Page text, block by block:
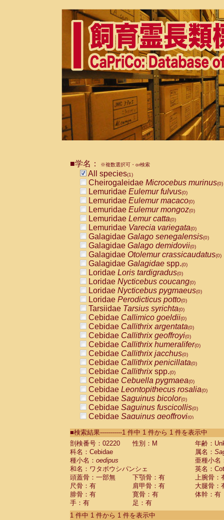
■学名： ※複数選択可・or検索
All species(1)
Cheirogaleidae Microcebus murinus(0)
Lemuridae Eulemur fulvus(0)
Lemuridae Eulemur macaco(0)
Lemuridae Eulemur mongoz(0)
Lemuridae Lemur catta(0)
Lemuridae Varecia variegata(0)
Galagidae Galago senegalensis(0)
Galagidae Galago demidovii(0)
Galagidae Otolemur crassicaudatus(0)
Galagidae Galagidae spp.(0)
Loridae Loris tardigradus(0)
Loridae Nycticebus coucang(0)
Loridae Nycticebus pygmaeus(0)
Loridae Perodicticus potto(0)
Tarsiidae Tarsius syrichta(0)
Cebidae Callimico goeldii(0)
Cebidae Callithrix argentata(0)
Cebidae Callithrix geoffroyi(0)
Cebidae Callithrix humeralifer(0)
Cebidae Callithrix jacchus(0)
Cebidae Callithrix penicillata(0)
Cebidae Callithrixspp.(0)
Cebidae Cebuella pygmaea(0)
Cebidae Leontopithecus rosalia(0)
Cebidae Saguinus bicolor(0)
Cebidae Saguinus fuscicollis(0)
Cebidae Saguinus geoffroyi(0)
CebidaeSaguinus labiatus(0)
Cebidae Saguinus leucopus (0)
Cebidae
Cebidae
CebidaeSaguinus nigricollis (0)
Cebidae Saguinus oedipus
Cebidae Saguinus weddelli
Cebidae Saguinusspp.
Cebidae Aotus trivirgatus
Cebidae Cebus albifrons
■検索結果-----------1 件中 1 件から 1 件を表示中
剖検番号：02220
性別：M
年齢：
科名：Cebidae
属名：
種小名： oedipus
亜種小名
和名：ワタボウシパンシェ
英名：
頭蓋骨：一部無
下顎骨：有
上腕骨：
尺骨：有
肩甲骨：有
大腿骨：
腓骨：有
寛骨：有
体幹：有
手：有
足：有
1 件中 1 件から 1 件を表示中